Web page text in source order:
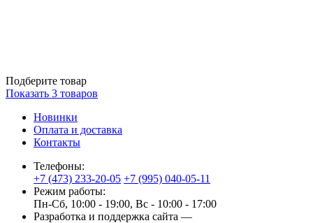
Подберите товар
Показать 3 товаров
Новинки
Оплата и доставка
Контакты
Телефоны:
+7 (473) 233-20-05 +7 (995) 040-05-11
Режим работы:
Пн-Сб, 10:00 - 19:00, Вс - 10:00 - 17:00
Разработка и поддержка сайта —